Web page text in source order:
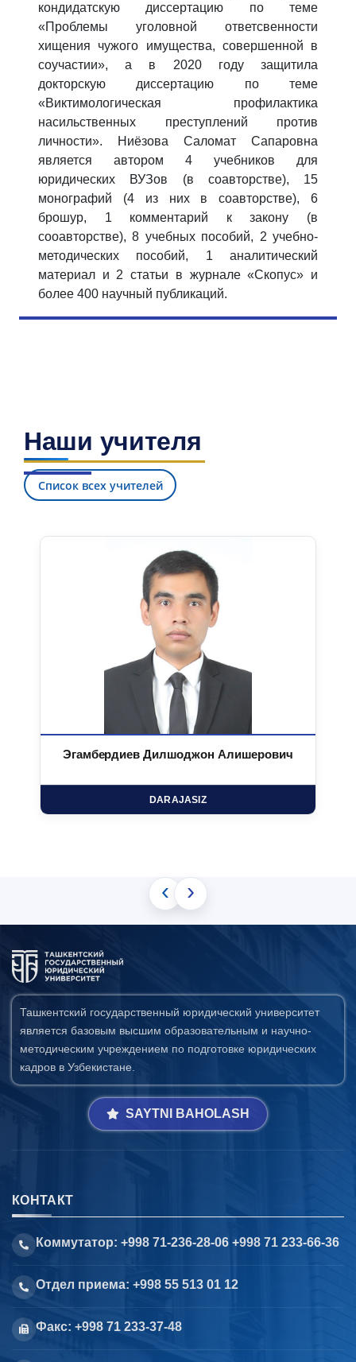
кондидатскую диссертацию по теме
«Проблемы уголовной ответсвенности
хищения чужого имущества, совершенной в
соучастии», а в 2020 году защитила
докторскую диссертацию по теме
«Виктимологическая профилактика
насильственных преступлений против
личности». Ниёзова Саломат Сапаровна
является автором 4 учебников для
юридических ВУЗов (в соавторстве), 15
монографий (4 из них в соавторстве), 6
брошур, 1 комментарий к закону (в
сооавторстве), 8 учебных пособий, 2 учебно-
методических пособий, 1 аналитический
материал и 2 статьи в журнале «Скопус» и
более 400 научный публикаций.
Наши учителя
Список всех учителей
Эгамбердиев Дилшоджон Алишерович
DARAJASIZ
‹ ›
Ташкентский государственный юридический университет
является базовым высшим образовательным и научно-
методическим учреждением по подготовке юридических
кадров в Узбекистане.
SAYTNI BAHOLASH
КОНТАКТ
Коммутатор: +998 71-236-28-06 +998 71 233-66-36
Отдел приема: +998 55 513 01 12
Факс: +998 71 233-37-48